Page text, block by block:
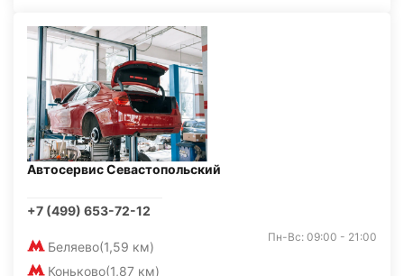
Автосервис Севастопольский
+7 (499) 653-72-12
Беляево(1,59 км)
Коньково(1,87 км)
Пн-Вс: 09:00 - 21:00